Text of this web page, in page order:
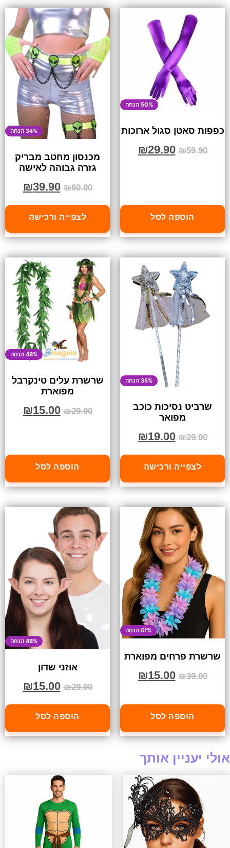
50% הנחה
כפפות סאטן סגול ארוכות
₪59.90
₪29.90
הוספה לסל
34% הנחה
מכנסון מחטב מבריק
גזרה גבוהה לאישה
₪60.00
₪39.90
לצפייה ורכישה
35% הנחה
שרביט נסיכות כוכב
מפואר
₪29.00
₪19.00
לצפייה ורכישה
48% הנחה
שרשרת עלים טינקרבל
מפוארת
₪29.00
₪15.00
הוספה לסל
61% הנחה
שרשרת פרחים מפוארת
₪39.00
₪15.00
הוספה לסל
48% הנחה
אוזני שדון
₪29.00
₪15.00
הוספה לסל
אולי יעניין אותך